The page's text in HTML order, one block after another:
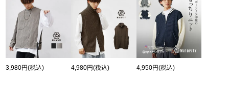
3,980円(税込) 4,980円(税込) 4,950円(税込)